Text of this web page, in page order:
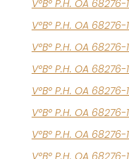
V°B° P.H. OA
V°B° P.H. OA
V°B° P.H. OA
V°B° P.H. OA
V°B° P.H. OA
V°B° P.H. OA
V°B° P.H. OA
V°B° P.H. OA